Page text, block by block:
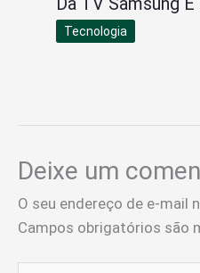
Tecnologia
Deixe um
O seu endereço de e-mail
Campos obrigatórios são